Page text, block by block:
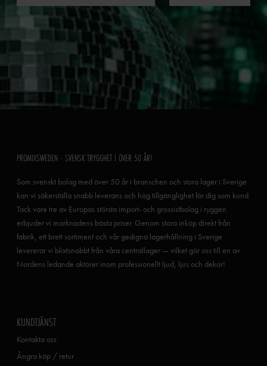
PROMIXSWEDEN - SVENSK TRYGGHET I ÖVER 50 ÅR!
Som svenskt bolag med över 50 år i branschen och stora lager i Sverige
kan vi säkerställa snabb leverans och hög tillgänglighet för dig som kund.
Tack vare tre av Europas största import- och grossistbolag i ryggen
erbjuder vi marknadens bästa priser. Genom stora inköp direkt från
fabrik, ett brett sortiment och vår gedigna lagerhållning i Sverige
levererar vi blixtsnabbt från våra centrallager — vilket gör oss till en av
Nordens ledande aktörer inom professionellt ljud, ljus och dekor!
KUNDTJÄNST
Kontakta oss
Ångra köp / retur